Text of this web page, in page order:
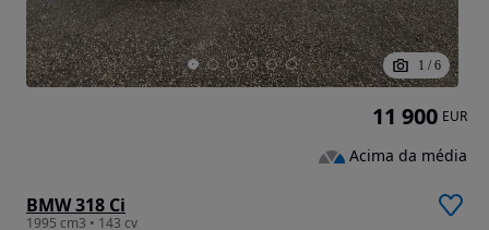
1 / 6
BMW 318 Ci
1995 cm3 • 143 cv
11 900 EUR
Acima da média